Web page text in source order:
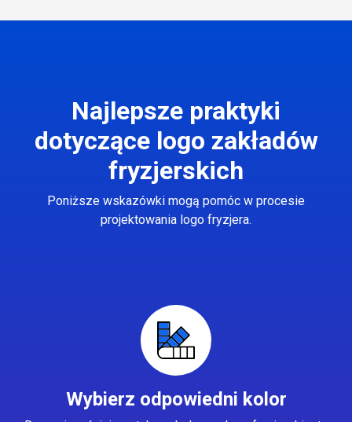
Najlepsze praktyki
dotyczące logo zakładów
fryzjerskich
Poniższe wskazówki mogą pomóc w procesie
projektowania logo fryzjera.
Wybierz odpowiedni kolor